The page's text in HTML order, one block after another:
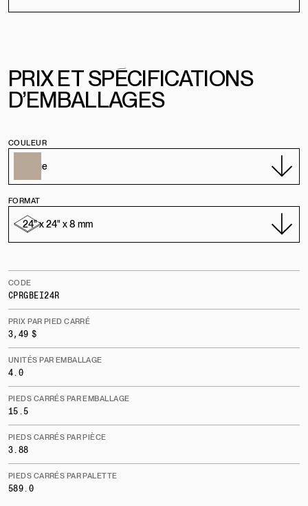
PRIXETSPÉCIFICATIONS
D’EMBALLAGES
COULEUR
FORMAT
CODE
CPRGBEI24R
PRIX PAR PIED CARRÉ
3,49 $
UNITÉS PAR EMBALLAGE
4.0
PIEDS CARRÉS PAR EMBALLAGE
15.5
PIEDS CARRÉS PAR PIÈCE
3.88
PIEDS CARRÉS PAR PALETTE
589.0